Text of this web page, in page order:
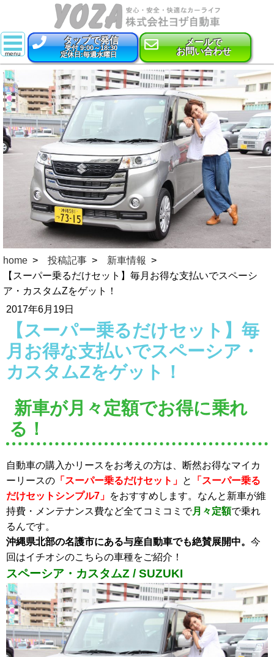
タップで発信
受付 9:00～18:30
定休日:毎週水曜日
メールで
お問い合わせ
スーパー乗るだけセット
新車
特選中古車
車検
点検・整備
鈑金・塗装
コーティング
保険
home 投稿記事
新車情報
【スーパー乗るだけセット】毎月お得な支払いでスペーシ
ア・カスタムZをゲット！
2017年6月19日
【スーパー乗るだけセット】毎
月お得な支払いでスペーシア・
カスタムZをゲット！
新車が月々定額でお得に乗れ
る！
自動車の購入かリースをお考えの方は、断然お得なマイカ
ーリースの 「スーパー乗るだけセット」 と
「スーパー乗る
だけセットシンプル7」 をおすすめします。なんと新車が維
持費・メンテナンス費など全てコミコミで月々定額で乗れ
るんです。
沖縄県北部の名護市にある与座自動車でも絶賛展開中。 今
回はイチオシのこちらの車種をご紹介！
スペーシア・カスタムZ / SUZUKI